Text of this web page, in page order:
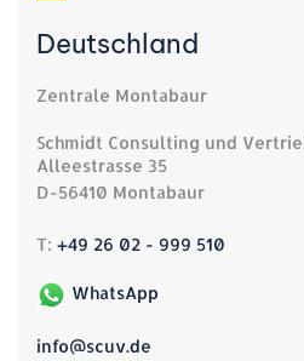
Deutschland
Zentrale Montabaur
Schmidt Consulting und
Alleestrasse 35
D-56410 Montabaur
T: +49 26 02 - 999 510
WhatsApp
info@scuv.de